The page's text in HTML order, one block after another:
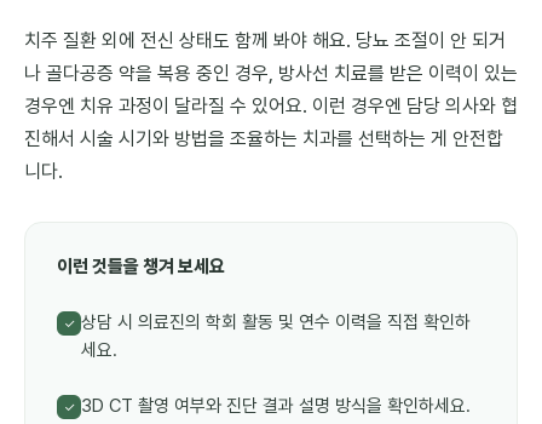
치주 질환 외에 전신 상태도 함께 봐야 해요. 당뇨 조절이 안 되거
나 골다공증 약을 복용 중인 경우, 방사선 치료를 받은 이력이 있는
경우엔 치유 과정이 달라질 수 있어요. 이런 경우엔 담당 의사와 협
진해서 시술 시기와 방법을 조율하는 치과를 선택하는 게 안전합
니다.
이런 것들을 챙겨 보세요
✓ 상담 시 의료진의 학회 활동 및 연수 이력을 직접 확인하
세요.
✓ 3D CT 촬영 여부와 진단 결과 설명 방식을 확인하세요.